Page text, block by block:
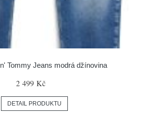
Tommy Jeans modrá džínovina
2 499 Kč
DETAIL PRODUKTU